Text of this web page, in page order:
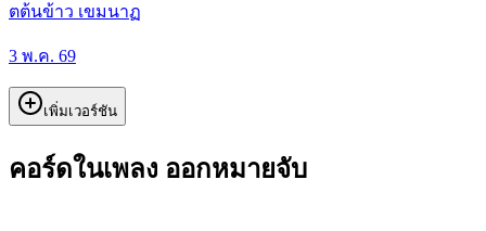
ตต้นข้าว เขมนาฏ
3 พ.ค. 69
เพิ่มเวอร์ชัน
คอร์ดในเพลง ออกหมายจับ